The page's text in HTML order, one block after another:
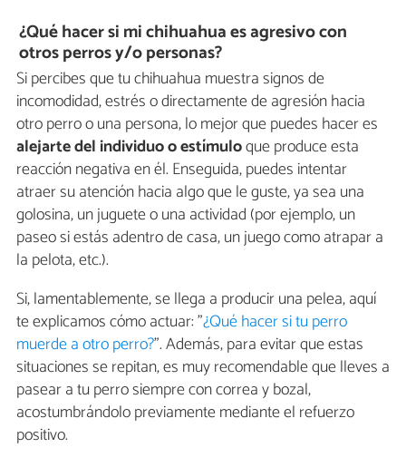
¿Qué hacer si mi chihuahua es agresivo con
otros perros y/o personas?
Si percibes que tu chihuahua muestra signos de
incomodidad, estrés o directamente de agresión hacia
otro perro o una persona, lo mejor que puedes hacer es
alejarte del individuo o estímuloque produce esta
reacción negativa en él. Enseguida, puedes intentar
atraer su atención hacia algo que le guste, ya sea una
golosina, un juguete o una actividad (por ejemplo, un
paseo si estás adentro de casa, un juego como atrapar a
la pelota, etc.).
Si, lamentablemente, se llega a producir una pelea, aquí
te explicamos cómo actuar: "¿Qué hacer si tu perro
muerde a otro perro?". Además, para evitar que estas
situaciones se repitan, es muy recomendable que lleves a
pasear a tu perro siempre con correa y bozal,
acostumbrándolo previamente mediante el refuerzo
positivo.